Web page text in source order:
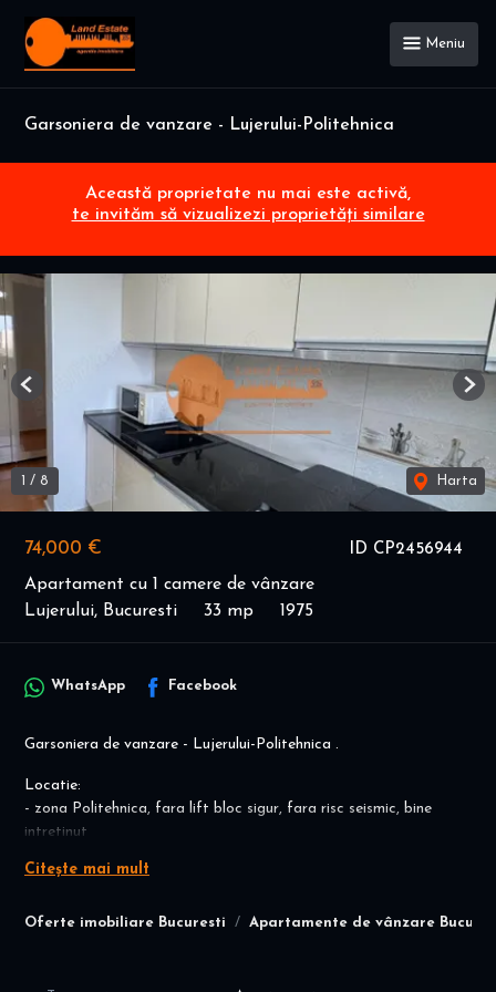
Meniu
Garsoniera de vanzare - Lujerului-Politehnica
Această proprietate nu mai este activă,
te invităm să vizualizezi proprietăți similare
ID CP2456944
74,000 €
Apartament cu 1 camere de vânzare
Lujerului, Bucuresti
33 mp 1975
/ 8 Harta
Previous
Oferte imobiliare Bucuresti Apartamente de vânzare
WhatsApp Facebook
Garsoniera de vanzare - Lujerului-Politehnica .
Locatie:
- zona Politehnica, fara lift bloc sigur, fara risc seismic, bine
intretinut
2020
Lujerului
Citește mai mult